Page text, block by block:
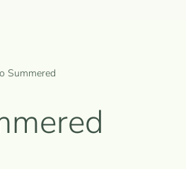
Summered